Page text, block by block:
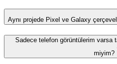
Aynı projede Pixel ve Galaxy
Sadece telefon görüntülerim varsa
miyim?